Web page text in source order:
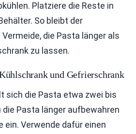
Platziere die Reste in
So bleibt der
die Pasta länger als
zu lassen.
und Gefrierschrank
sich die Pasta etwa zwei bis
die Pasta länger aufbewahren
ein. Verwende dafür einen